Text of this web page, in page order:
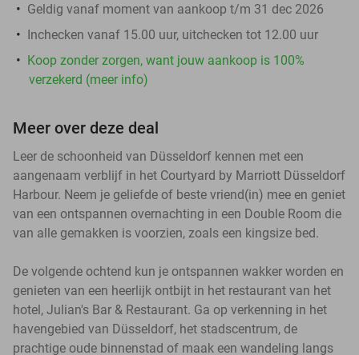
Geldig vanaf moment van aankoop t/m 31 dec 2026
Inchecken vanaf 15.00 uur, uitchecken tot 12.00 uur
Koop zonder zorgen, want jouw aankoop is 100%
verzekerd (meer info)
Meer over deze deal
Leer de schoonheid van Düsseldorf kennen met een
aangenaam verblijf in het Courtyard by Marriott Düsseldorf
Harbour. Neem je geliefde of beste vriend(in) mee en geniet
van een ontspannen overnachting in een Double Room die
van alle gemakken is voorzien, zoals een kingsize bed.
De volgende ochtend kun je ontspannen wakker worden en
genieten van een heerlijk ontbijt in het restaurant van het
hotel, Julian's Bar & Restaurant. Ga op verkenning in het
havengebied van Düsseldorf, het stadscentrum, de
prachtige oude binnenstad of maak een wandeling langs